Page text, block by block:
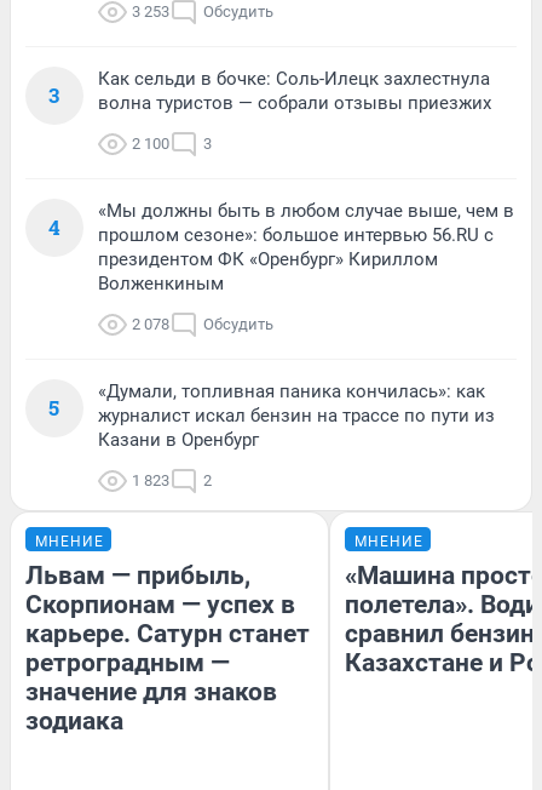
3 253 Обсудить
3
Как сельди в бочке: Соль-Илецк захлестнула
волна туристов — собрали отзывы приезжих
2 100 3
4
«Мы должны быть в любом случае выше, чем в
прошлом сезоне»: большое интервью 56.RU с
президентом ФК «Оренбург» Кириллом
Волженкиным
2 078 Обсудить
5
«Думали, топливная паника кончилась»: как
журналист искал бензин на трассе по пути из
Казани в Оренбург
1 823 2
МНЕНИЕ
Львам — прибыль,
Скорпионам — успех в
карьере. Сатурн станет
ретроградным —
значение для знаков
зодиака
МНЕНИЕ
«Машина
полетела».
сравнил бензин
Казахстане и